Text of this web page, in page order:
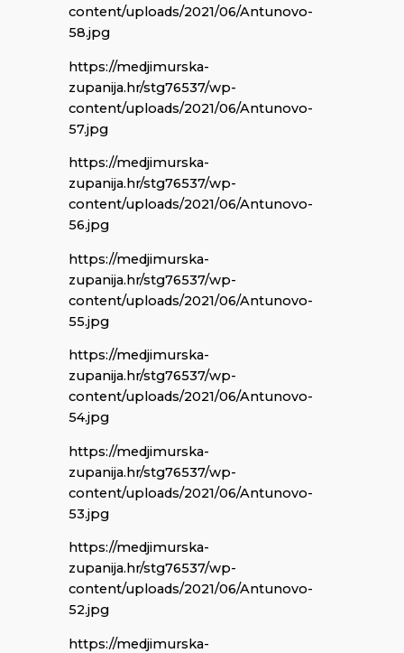
content/uploads/2021/06/Antunovo-
58.jpg
https://medjimurska-
zupanija.hr/stg76537/wp-
content/uploads/2021/06/Antunovo-
57.jpg
https://medjimurska-
zupanija.hr/stg76537/wp-
content/uploads/2021/06/Antunovo-
56.jpg
https://medjimurska-
zupanija.hr/stg76537/wp-
content/uploads/2021/06/Antunovo-
55.jpg
https://medjimurska-
zupanija.hr/stg76537/wp-
content/uploads/2021/06/Antunovo-
54.jpg
https://medjimurska-
zupanija.hr/stg76537/wp-
content/uploads/2021/06/Antunovo-
53.jpg
https://medjimurska-
zupanija.hr/stg76537/wp-
content/uploads/2021/06/Antunovo-
52.jpg
https://medjimurska-